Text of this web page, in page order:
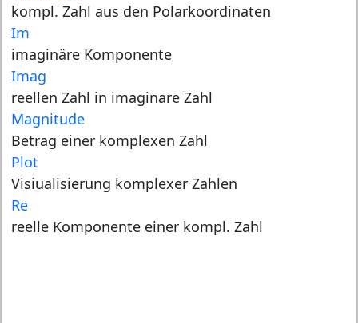
kompl. Zahl aus den Polarkoordinaten
Im
imaginäre Komponente
Imag
reellen Zahl in imaginäre Zahl
Magnitude
Betrag einer komplexen Zahl
Plot
Visiualisierung komplexer Zahlen
Re
reelle Komponente einer kompl. Zahl